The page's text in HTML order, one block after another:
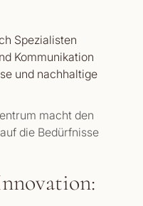
Spezialisten
Kommunikation
und nachhaltige
macht den
die Bedürfnisse